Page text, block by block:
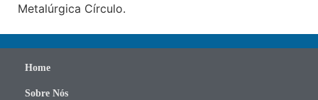
Metalúrgica Círculo.
Home
Sobre Nós